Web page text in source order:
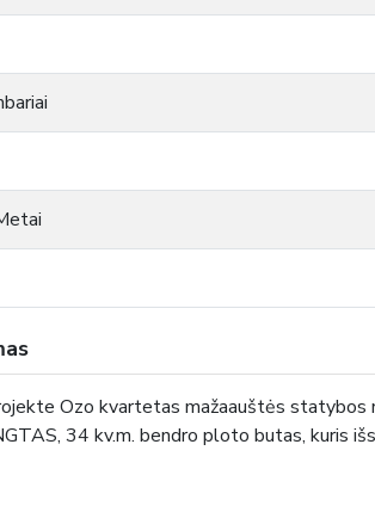
Ozo kvartetas mažaauštės statybos
34 kv.m. bendro ploto butas, kuris